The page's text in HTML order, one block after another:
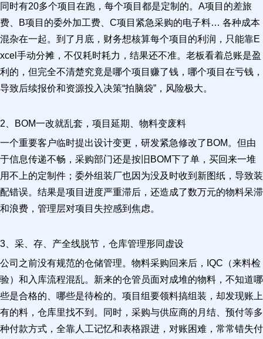
同时有20多个项目在跑，每个项目都是定制的。A项目的差旅
费、B项目的委外加工费、C项目紧急采购的电子料… 各种成本
混杂在一起。到了月底，财务想核算每个项目的利润，只能靠E
xcel手动分摊，不仅耗时耗力，结果还不准。老板看着总账是盈
利的，但完全不清楚究竟是哪个项目赚了钱，哪个项目在亏钱，
导致后续报价和资源投入决策“拍脑袋”，风险极大。
2、BOM一改就乱套，项目延期、物料变废料
一个重要客户临时提出设计变更，研发紧急修改了BOM。但由
于信息传递不畅，采购部门还是按旧BOM下了单，买回来一堆
用不上的定制件；委外组装厂也因为没及时收到新图纸，导致装
配错误。结果是项目进度严重滞后，还造成了数万元的物料呆滞
和浪费，管理层对项目失控感到焦虑。
3、采、存、产全线脱节，仓库管理形同虚设
公司之前没有规范的仓储管理。物料采购回来后，IQC（来料检
验）和入库流程混乱。新来的仓管员面对成堆的物料，不知道哪
些是合格的、哪些是待检的。项目组要领料搞组装，却发现账上
有的料，仓库里找不到。同时，采购与供应商的月结、预付等多
种付款方式，全靠人工记忆和表格跟进，对账困难，常常错失付